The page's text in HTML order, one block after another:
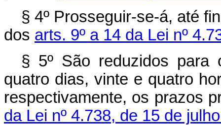
§ 4º Prosseguir‑se‑á, até
dos arts. 9º a 14 da Lei nº
§ 5º São reduzidos
quatro dias, vinte e quatro
respectivamente, os prazos
da Lei nº 4.738, de 15 de